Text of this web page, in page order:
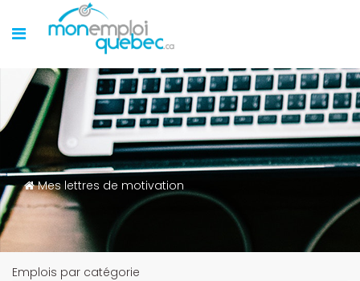
Mes lettres de motivation
Emplois par catégorie